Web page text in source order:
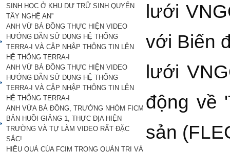
SINH HỌC Ở KHU DỰ TRỮ SINH QUYỂN
TÂY NGHỆ AN”
ANH VỪ BÁ ĐỒNG THỰC HIỆN VIDEO
HƯỚNG DẪN SỬ DỤNG HỆ THỐNG
TERRA-I VÀ CẬP NHẬP THÔNG TIN LÊN
HỆ THỐNG TERRA-I
ANH VỪ BÁ ĐỒNG THỰC HIỆN VIDEO
HƯỚNG DẪN SỬ DỤNG HỆ THỐNG
TERRA-I VÀ CẬP NHẬP THÔNG TIN LÊN
HỆ THỐNG TERRA-I
ANH VỪA BÁ ĐỒNG, TRƯỞNG NHÓM FICM
BẢN HUỒI GIẢNG 1, THỰC ĐỊA HIỆN
TRƯỜNG VÀ TỰ LÀM VIDEO RẤT ĐẶC
SẮC!
HIỆU QUẢ CỦA FCIM TRONG QUẢN TRỊ VÀ
lưới
với Biến
lưới
động về
sản